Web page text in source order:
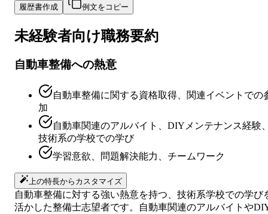
履歴書作成 例文をコピー
未経験者向け職務要約
自動車整備への熱意
自動車整備に関する資格取得、関連イベントでの
加
自動車関連のアルバイト、DIYメンテナンス経験
技術系の学校での学び
学習意欲、問題解決能力、チームワーク
上の特長からカスタマイズ
自動車整備に対する強い熱意を持つ、技術系学校での学び
活かした整備士志望者です。自動車関連のアルバイトや